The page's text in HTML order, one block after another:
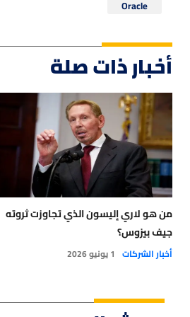
Oracle
أخبار ذات صلة
من هو لاري إليسون الذي تجاوزت ثروته
جيف بيزوس؟
أخبار الشركات 1 يونيو 2026